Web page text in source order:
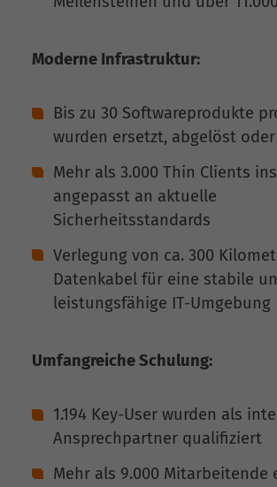
Moderne Infrastruktur:
Bis zu 30 Softwareprodukte
wurden ersetzt, abgelöst
Mehr als 3.000 Thin Clients
angepasst an aktuelle
Sicherheitsstandards
Verlegung von ca. 300
Datenkabel für eine stabile
leistungsfähige IT-Umgebung
Umfangreiche Schulung:
1.194 Key-User wurden als
Ansprechpartner qualifiziert
Mehr als 9.000 Mitarbeitende